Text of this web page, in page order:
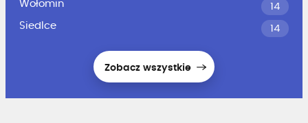
Wołomin
14
Siedlce
14
Zobacz wszystkie